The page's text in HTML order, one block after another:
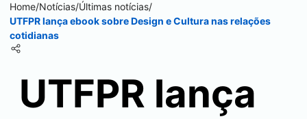
Home/Notícias/Últimas notícias/
UTFPR lança ebook sobre Design e Cultura nas relações
cotidianas
UTFPR lança